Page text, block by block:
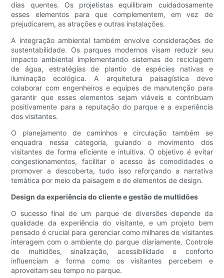
dias quentes. Os projetistas equilibram cuidadosamente
esses elementos para que complementem, em vez de
prejudicarem, as atrações e outras instalações.
A integração ambiental também envolve considerações de
sustentabilidade. Os parques modernos visam reduzir seu
impacto ambiental implementando sistemas de reciclagem
de água, estratégias de plantio de espécies nativas e
iluminação ecológica. A arquitetura paisagística deve
colaborar com engenheiros e equipes de manutenção para
garantir que esses elementos sejam viáveis ​​e contribuam
positivamente para a reputação do parque e a experiência
dos visitantes.
O planejamento de caminhos e circulação também se
enquadra nessa categoria, guiando o movimento dos
visitantes de forma eficiente e intuitiva. O objetivo é evitar
congestionamentos, facilitar o acesso às comodidades e
promover a descoberta, tudo isso reforçando a narrativa
temática por meio da paisagem e de elementos de design.
Design da experiência do cliente e gestão de multidões
O sucesso final de um parque de diversões depende da
qualidade da experiência do visitante, e um projeto bem
pensado é crucial para gerenciar como milhares de visitantes
interagem com o ambiente do parque diariamente. Controle
de multidões, sinalização, acessibilidade e conforto
influenciam a forma como os visitantes percebem e
aproveitam seu tempo no parque.